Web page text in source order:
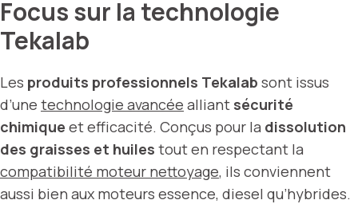
Focus sur la technologie
Tekalab
Les produits professionnels Tekalab sont issus
d’une technologie avancée alliant sécurité
chimique et efficacité. Conçus pour la dissolution
des graisses et huiles tout en respectant la
compatibilité moteur nettoyage, ils conviennent
aussi bien aux moteurs essence, diesel qu’hybrides.